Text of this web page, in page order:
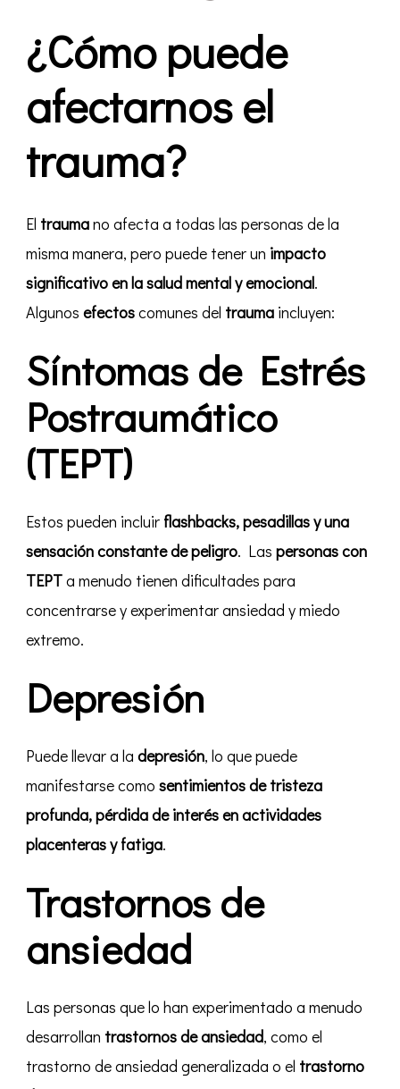
¿Cómo puede
afectarnos el
trauma?
El traumano afecta a todas las personas de la
misma manera, pero puede tener un impacto
significativo en la salud mental y emocional.
Algunos efectoscomunes del trauma incluyen:
Síntomas de Estrés
Postraumático
(TEPT)
Estos pueden incluir flashbacks, pesadillas y una
sensación constante de peligro. Las personas con
TEPTa menudo tienen dificultades para
concentrarse y experimentar ansiedad y miedo
extremo.
Depresión
Puede llevar a la depresión, lo que puede
manifestarse como sentimientos de tristeza
profunda, pérdida de interés en actividades
placenteras y fatiga.
Trastornos de
ansiedad
Las personas que lo han experimentado a menudo
desarrollan trastornos de ansiedad, como el
trastorno de ansiedad generalizada o el trastorno